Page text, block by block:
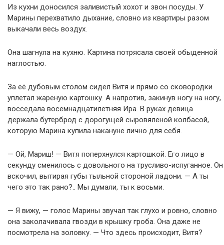
Из кухни доносился заливистый хохот и звон посуды. У
Марины перехватило дыхание, словно из квартиры разом
выкачали весь воздух.
Она шагнула на кухню. Картина потрясала своей обыденной
наглостью.
За её дубовым столом сидел Витя и прямо со сковородки
уплетал жареную картошку. А напротив, закинув ногу на ногу,
восседала восемнадцатилетняя Ира. В руках девица
держала бутерброд с дорогущей сыровяленой колбасой,
которую Марина купила накануне лично для себя.
— Ой, Мариш! — Витя поперхнулся картошкой. Его лицо в
секунду сменилось с довольного на трусливо-испуганное. Он
вскочил, вытирая губы тыльной стороной ладони. — А ты
чего это так рано?.. Мы думали, ты к восьми.
— Я вижу, — голос Марины звучал так глухо и ровно, словно
она заколачивала гвозди в крышку гроба. Она даже не
посмотрела на золовку. — Что здесь происходит, Витя?